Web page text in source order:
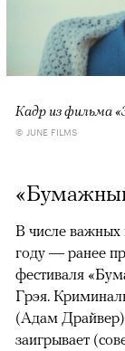
Кадр из фильма
© JUNE FILMS
В числе важных
году — ранее
фестиваля
Грэя.
(Адам
заигрывает